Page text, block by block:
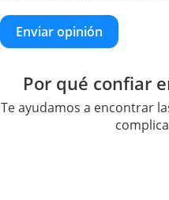
Enviar opinión
Por qué confiar
Te ayudamos a encontrar